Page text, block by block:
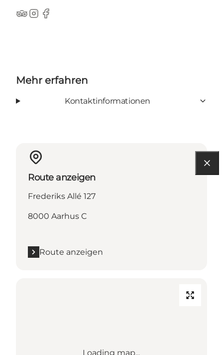
TripAdvisor
Instagram
Facebook
Mehr erfahren
Kontaktinformationen
Route anzeigen
Frederiks Allé 127
8000 Aarhus C
Route anzeigen
Loading map...